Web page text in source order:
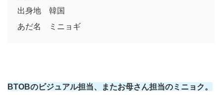
出身地 韓国
あだ名 ミニョギ
BTOBのビジュアル担当、またお母さん担当のミニョク。